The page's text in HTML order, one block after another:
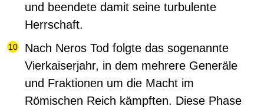
und beendete damit seine turbulente
Herrschaft.
Nach Neros Tod folgte das sogenannte
Vierkaiserjahr, in dem mehrere Generäle
und Fraktionen um die Macht im
Römischen Reich kämpften. Diese Phase